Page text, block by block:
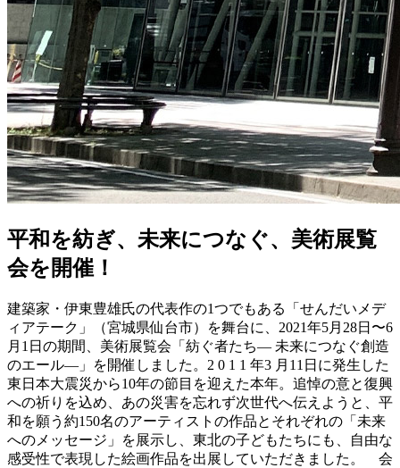
平和を紡ぎ、未来につなぐ、美術展覧
会を開催！
建築家・伊東豊雄氏の代表作の1つでもある「せんだいメデ
ィアテーク」（宮城県仙台市）を舞台に、2021年5月28日〜6
月1日の期間、美術展覧会「紡ぐ者たち― 未来につなぐ創造
のエール―」を開催しました。2 0 1 1 年3 月11日に発生した
東日本大震災から10年の節目を迎えた本年。追悼の意と復興
への祈りを込め、あの災害を忘れず次世代へ伝えようと、平
和を願う約150名のアーティストの作品とそれぞれの「未来
へのメッセージ」を展示し、東北の子どもたちにも、自由な
感受性で表現した絵画作品を出展していただきました。 会